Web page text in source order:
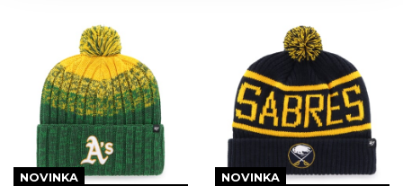
NOVINKA NOVINKA